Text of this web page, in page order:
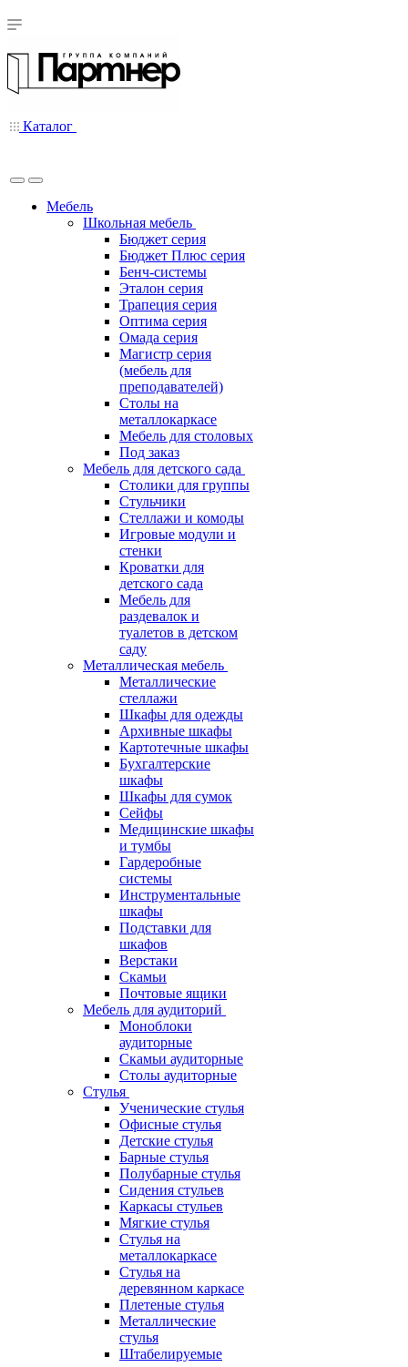
Каталог
Мебель
Школьная мебель
Бюджет серия
Бюджет Плюс серия
Бенч-системы
Эталон серия
Трапеция серия
Оптима серия
Омада серия
Магистр серия
(мебель для
преподавателей)
Столы на
металлокаркасе
Мебель для столовых
Под заказ
Мебель для детского сада
Столики для группы
Стульчики
Стеллажи и комоды
Игровые модули и
стенки
Кроватки для
детского сада
Мебель для
раздевалок и
туалетов в детском
саду
Металлическая мебель
Металлические
стеллажи
Шкафы для одежды
Архивные шкафы
Картотечные шкафы
Бухгалтерские
шкафы
Шкафы для сумок
Сейфы
Медицинские шкафы
и тумбы
Гардеробные
системы
Инструментальные
шкафы
Подставки для
шкафов
Верстаки
Скамьи
Почтовые ящики
Мебель для аудиторий
Моноблоки
аудиторные
Скамьи аудиторные
Столы аудиторные
Стулья
Ученические стулья
Офисные стулья
Детские стулья
Барные стулья
Полубарные стулья
Сидения стульев
Каркасы стульев
Мягкие стулья
Стулья на
металлокаркасе
Стулья на
деревянном каркасе
Плетеные стулья
Металлические
стулья
Штабелируемые